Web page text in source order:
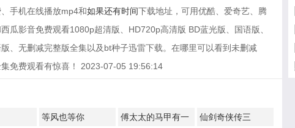
手机在线播放mp4和如果还有时间下载地址，可用优酷、爱奇艺、腾
瓜影音免费观看1080p超清版、HD720p高清版 BD蓝光版、国语版、
、无删减完整版全集以及bt种子迅雷下载。在哪里可以看到未删减
免费观看有惊喜！ 2023-07-05 19:56:14
等风也等你 傅太太的马甲有一 仙剑奇侠传三